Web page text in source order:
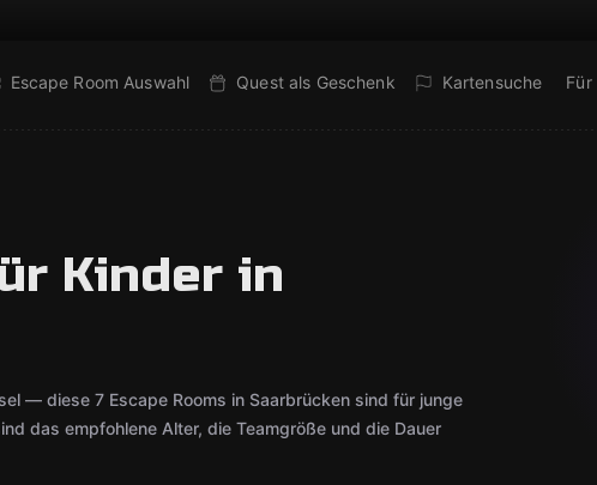
Escape Room Auswahl Quest als Geschenk Kartensuche Für
Kinder in
— diese 7 Escape Rooms in Saarbrücken sind für junge
das empfohlene Alter, die Teamgröße und die Dauer